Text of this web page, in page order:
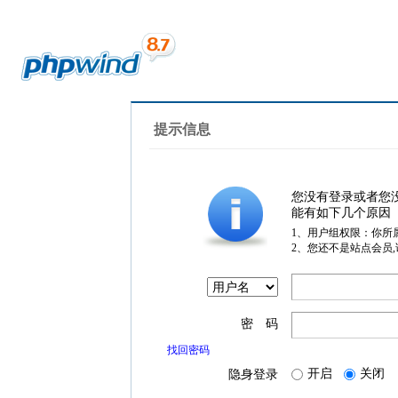
提示信息
您没有登录或者您
能有如下几个原因
1、用户组权限：你所
2、您还不是站点会员
密 码
找回密码
隐身登录 开启 关闭